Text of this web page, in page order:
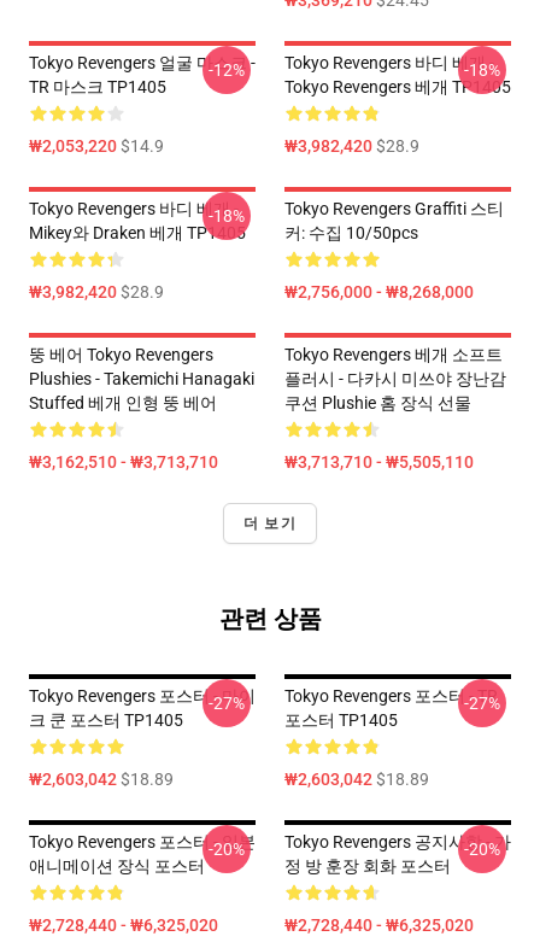
Tokyo Revengers 얼굴 마스크 -
TR 마스크 TP1405
₩2,053,220$14.9
-12%
Tokyo Revengers 바디 베개 -
Tokyo Revengers 베개 TP1405
₩3,982,420$28.9
-18%
Tokyo Revengers 바디 베개 -
Mikey와 Draken 베개 TP1405
₩3,982,420$28.9
-18%
Tokyo Revengers Graffiti 스티
커: 수집 10/50pcs
₩2,756,000 - ₩8,268,000
뚱 베어 Tokyo Revengers
Plushies - Takemichi Hanagaki
Stuffed 베개 인형 뚱 베어
₩3,162,510 - ₩3,713,710
Tokyo Revengers 베개 소프트
플러시 - 다카시 미쓰야 장난감
쿠션 Plushie 홈 장식 선물
₩3,713,710 - ₩5,505,110
더 보기
관련 상품
Tokyo Revengers 포스터 - 마이
크 쿤 포스터 TP1405
₩2,603,042$18.89
-27%
Tokyo Revengers 포스터 - TR
포스터 TP1405
₩2,603,042$18.89
-27%
Tokyo Revengers 포스터 - 일본
애니메이션 장식 포스터
₩2,728,440 - ₩6,325,020
-20%
Tokyo Revengers 공지사항 - 가
정 방 훈장 회화 포스터
₩2,728,440 - ₩6,325,020
-20%